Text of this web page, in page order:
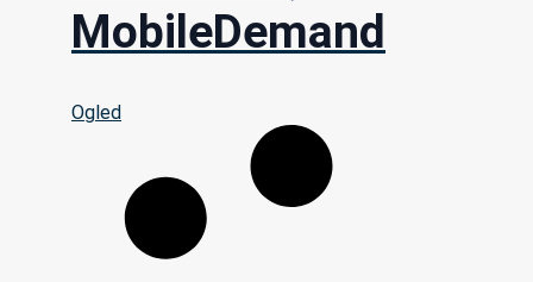
MobileDemand
Ogled